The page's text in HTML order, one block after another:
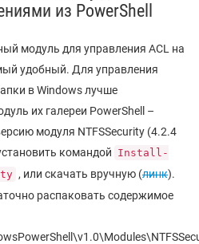
из PowerShell
модуль для управления ACL на
удобный. Для управления
в Windows лучше
их галереи PowerShell –
модуля NTFSSecurity (4.2.4
командой Install-
, или скачать вручную (линк).
распаковать содержимое